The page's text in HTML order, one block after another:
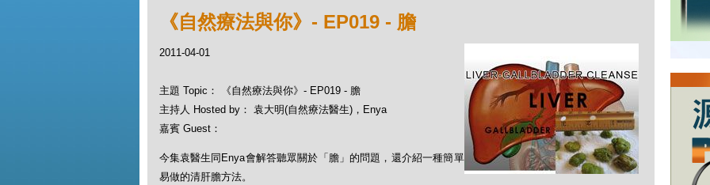
《自然療法與你》- EP019 - 膽
2011-04-01
主題 Topic： 《自然療法與你》- EP019 - 膽
主持人 Hosted by： 袁大明(自然療法醫生)，Enya
嘉賓 Guest：
今集袁醫生同Enya會解答聽眾關於「膽」的問題，還介紹一種簡單
易做的清肝膽方法。